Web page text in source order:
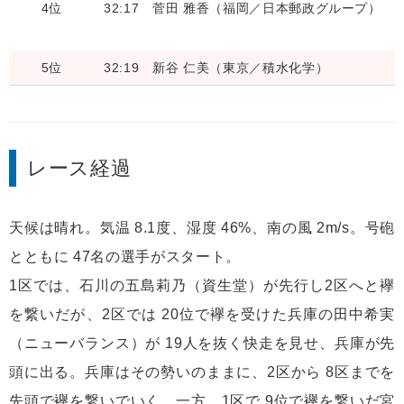
4位 32:17 菅田 雅香（福岡／日本郵政グループ）
5位 32:19 新谷 仁美（東京／積水化学）
レース経過
天候は晴れ。気温 8.1度、湿度 46%、南の風 2m/s。号砲
とともに 47名の選手がスタート。
1区では、石川の五島莉乃（資生堂）が先行し2区へと襷
を繋いだが、2区では 20位で襷を受けた兵庫の田中希実
（ニューバランス）が 19人を抜く快走を見せ、兵庫が先
頭に出る。兵庫はその勢いのままに、2区から 8区までを
先頭で襷を繋いでいく。一方、1区で 9位で襷を繋いだ宮